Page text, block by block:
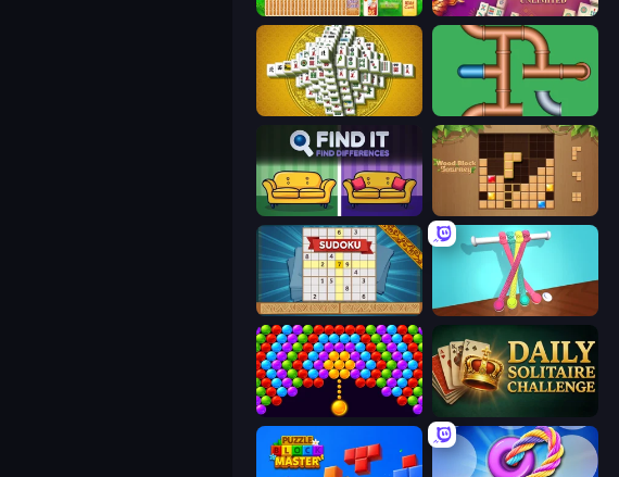
Magic Towers Solitaire Mahjong Unlimited
Mahjong Tower Plumber Pipe Out
Find It - Find The Differences Wood Block Journey
Sudoku Online Tangle Master
Bubble Story